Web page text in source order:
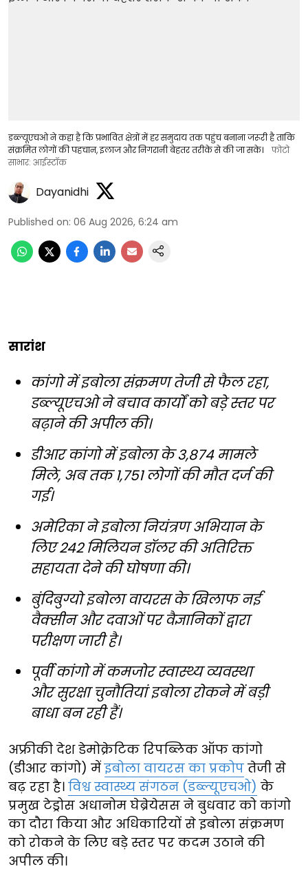
डब्ल्यूएचओ ने कहा है कि प्रभावित क्षेत्रों में हर समुदाय तक पहुंच बनाना जरूरी है ताकि
संक्रमित लोगों की पहचान, इलाज और निगरानी बेहतर तरीके से की जा सके।
फोटो
साभार: आईस्टॉक
Dayanidhi
Published on: 06 Aug 2026, 6:24 am
सारांश
कांगो में इबोला संक्रमण तेजी से फैल रहा,
डब्ल्यूएचओ ने बचाव कार्यों को बड़े स्तर पर
बढ़ाने की अपील की।
डीआर कांगो में इबोला के 3,874 मामले
मिले, अब तक 1,751 लोगों की मौत दर्ज की
गई।
अमेरिका ने इबोला नियंत्रण अभियान के
लिए 242 मिलियन डॉलर की अतिरिक्त
सहायता देने की घोषणा की।
बुंदिबुग्यो इबोला वायरस के खिलाफ नई
वैक्सीन और दवाओं पर वैज्ञानिकों द्वारा
परीक्षण जारी है।
पूर्वी कांगो में कमजोर स्वास्थ्य व्यवस्था
और सुरक्षा चुनौतियां इबोला रोकने में बड़ी
बाधा बन रही हैं।
अफ्रीकी देश डेमोक्रेटिक रिपब्लिक ऑफ कांगो
(डीआर कांगो) मेंइबोला वायरस का प्रकोप तेजी से
बढ़ रहा है। विश्व स्वास्थ्य संगठन (डब्ल्यूएचओ) के
प्रमुख टेड्रोस अधानोम घेब्रेयेसस ने बुधवार को कांगो
का दौरा किया और अधिकारियों से इबोला संक्रमण
को रोकने के लिए बड़े स्तर पर कदम उठाने की
अपील की।